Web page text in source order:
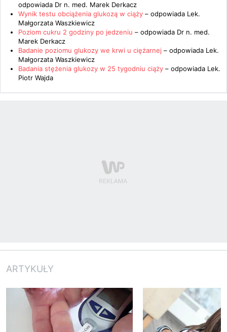
odpowiada Dr n. med. Marek Derkacz
Wynik testu obciążenia glukozą w ciąży – odpowiada Lek.
Małgorzata Waszkiewicz
Poziom cukru 2 godziny po jedzeniu – odpowiada Dr n. med.
Marek Derkacz
Badanie poziomu glukozy we krwi u ciężarnej – odpowiada Lek.
Małgorzata Waszkiewicz
Badania stężenia glukozy w 25 tygodniu ciąży – odpowiada Lek.
Piotr Wajda
ARTYKUŁY